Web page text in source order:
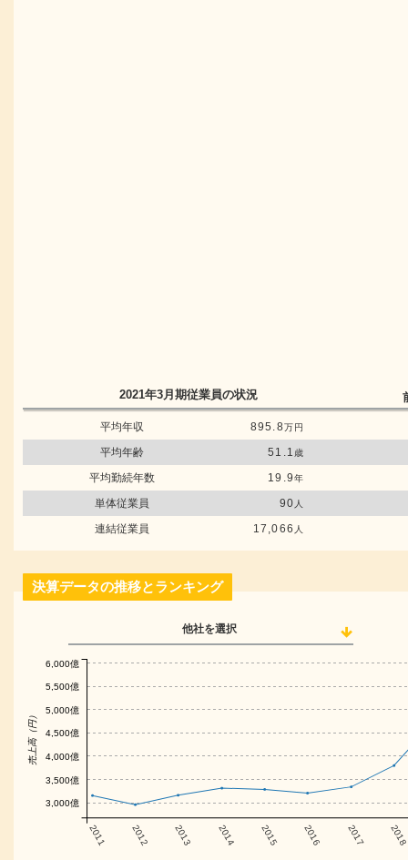
2021年3月期従業員の状況
平均年収 895.8万円
平均年齢 51.1 歳
平均勤続年数 19.9年
単体従業員 90 人
連結従業員 17,066 人
決算データの推移とランキング
他社を選択
2011 2012 2013 2014 2015 2016 2017 2018
売上高（円）
3,000億
3,500億
4,000億
4,500億
5,000億
5,500億
6,000億